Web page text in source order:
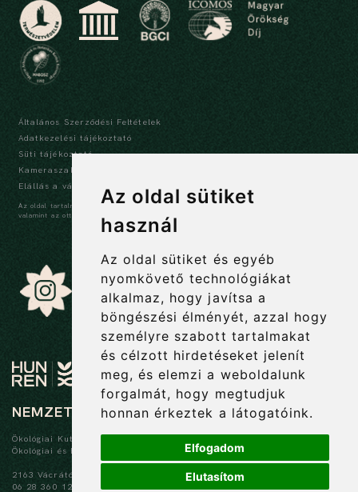
Az oldal sütiket
használ
Az oldal sütiket és egyéb
nyomkövető technológiákat
alkalmaz, hogy javítsa a
böngészési élményét, azzal hogy
személyre szabott tartalmakat
és célzott hirdetéseket jelenít
meg, és elemzi a weboldalunk
forgalmát, hogy megtudjuk
honnan érkeztek a látogatóink.
Elfogadom
Elutasítom
Általános Szerződési Feltételek
Adatkezelési tájékoztató
Süti tájékoztató
Kameraszabályzat és tájékoztató
Elállás a vásárlástól
Az oldal tartalma szerzői jogi védelem alatt áll, a tartalmak idézése során a forrás,
valamint az ott megjelölt szerző megnevezése kötelező -
NEMZETI BOTANIKUS KERT
Ökológiai Kutatóközpont
Ökológiai és Botanikai Intézet
2163 Vácrátót, Alkotmány u. 2-4.
06 28 360 122